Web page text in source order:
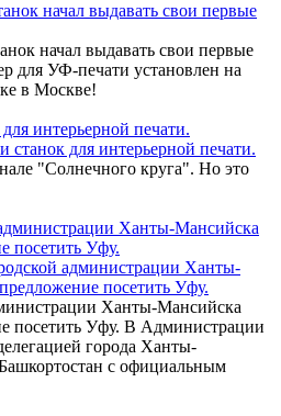
начал выдавать свои первые
начал выдавать свои первые
для УФ-печати установлен на
в Москве!
станок для интерьерной печати.
"Солнечного круга". Но это
администрации Ханты-
посетить Уфу.
Ханты-Мансийска
посетить Уфу. В Администрации
города Ханты-
с официальным